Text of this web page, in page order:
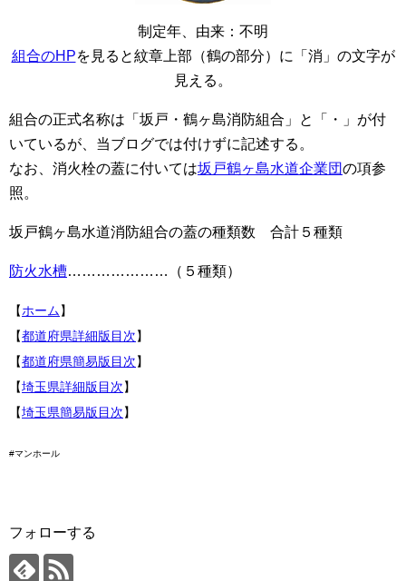
制定年、由来：不明
組合のHPを見ると紋章上部（鶴の部分）に「消」の文字が
見える。
組合の正式名称は「坂戸・鶴ヶ島消防組合」と「・」が付
いているが、当ブログでは付けずに記述する。
なお、消火栓の蓋に付いては坂戸鶴ヶ島水道企業団の項参
照。
坂戸鶴ヶ島水道消防組合の蓋の種類数 合計５種類
防火水槽…………………（５種類）
【ホーム】
【都道府県詳細版目次】
【都道府県簡易版目次】
【埼玉県詳細版目次】
【埼玉県簡易版目次】
#マンホール
フォローする